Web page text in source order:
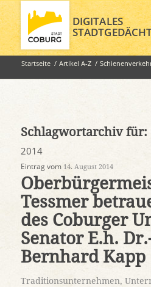
DIGITALES
Startseite / Artikel A-Z /
Schlagwortarchiv für:
2014
Eintrag vom 14. August 2014
Tessmer
des Coburger
Senator E.h.
Bernhard Kapp
Traditionsunternehmen,